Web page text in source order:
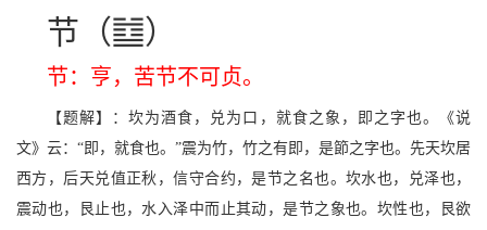
节（N）
节：亨，苦节不可贞。
【题解】：坎为酒食，兑为口，就食之象，即之字也。《说
文》云：“即，就食也。”震为竹，竹之有即，是節之字也。先天坎居
西方，后天兑值正秋，信守合约，是节之名也。坎水也，兑泽也，
震动也，艮止也，水入泽中而止其动，是节之象也。坎性也，艮欲